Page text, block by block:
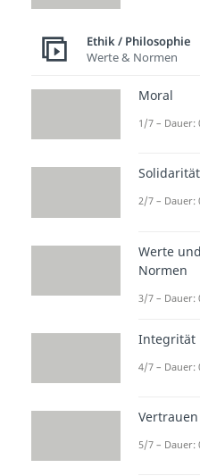
Das Zitat
zeigen, wie
dem Weg zu
sind sie
selbst.
Der Spruch
genießen.
Erlebnissen zu
Ethik / Philosophie
Werte & Normen
Moral
1/7 – Dauer:
Solidarität
2/7 – Dauer:
Werte und
Normen
3/7 – Dauer:
Integrität
4/7 – Dauer:
Vertrauen
5/7 – Dauer: